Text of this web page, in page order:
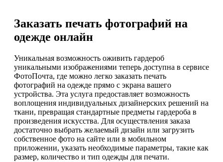
Заказать печать фотографий на
одежде онлайн
Уникальная возможность оживить гардероб
уникальными изображениями теперь доступна в сервисе
ФотоПочта, где можно легко заказать печать
фотографий на одежде прямо с экрана вашего
устройства. Эта услуга предоставляет возможность
воплощения индивидуальных дизайнерских решений на
ткани, превращая стандартные предметы гардероба в
произведения искусства. Для осуществления заказа
достаточно выбрать желаемый дизайн или загрузить
собственное фото на сайте или в мобильном
приложении, указать необходимые параметры, такие как
размер, количество и тип одежды для печати.